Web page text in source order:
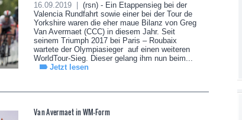
16.09.2019 |
(rsn) - Ein Etappensieg bei der
Valencia Rundfahrt sowie einer bei der Tour de
Yorkshire waren die eher maue Bilanz von Greg
Van Avermaet (CCC) in diesem Jahr. Seit
seinem Triumph 2017 bei Paris – Roubaix
wartete der Olympiasieger auf einen weiteren
WorldTour-Sieg. Dieser gelang ihm nun beim...
Jetzt lesen
Van Avermaet in WM-Form